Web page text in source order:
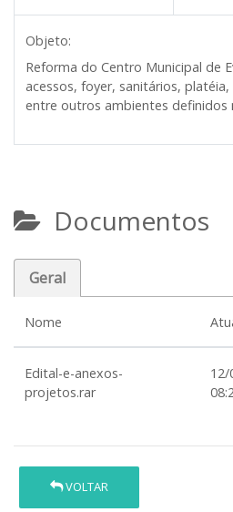
Objeto:
Reforma do Centro Municipal de
acessos, foyer, sanitários,
entre outros ambientes definidos
Documentos
Geral
Nome
Edital-e-anexos-
projetos.rar
12/
VOLTAR